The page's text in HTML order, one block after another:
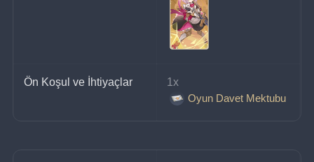
Ön Koşul ve İhtiyaçlar
1x
Oyun Davet Mektubu